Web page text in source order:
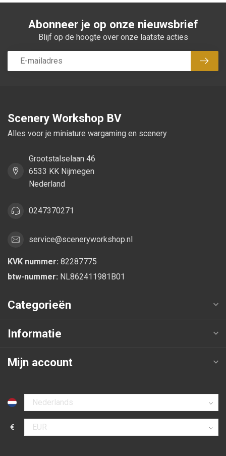
Abonneer je op onze nieuwsbrief
Blijf op de hoogte over onze laatste acties
Scenery Workshop BV
Alles voor je miniature wargaming en scenery
Grootstalselaan 46
6533 KK Nijmegen
Nederland
0247370271
service@sceneryworkshop.nl
KVK nummer: 82287775
btw-nummer: NL862411981B01
Categorieën
Informatie
Mijn account
Selecteer taal
€
Selecteer valuta